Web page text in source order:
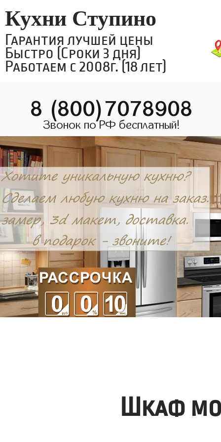
Кухни Ступино
Гарантия лучшей цены
Быстро (Сроки 3 дня)
Работаем с 2008г. (18 лет)
8 (800)7078908
Звонок по РФ бесплатный!
Шкаф